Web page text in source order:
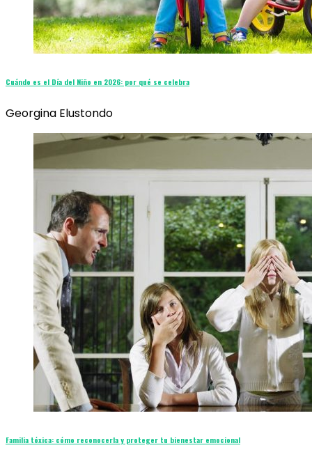
Cuándo es el Día del Niño en 2026: por qué se celebra
Georgina Elustondo
Familia tóxica: cómo reconocerla y proteger tu bienestar emocional